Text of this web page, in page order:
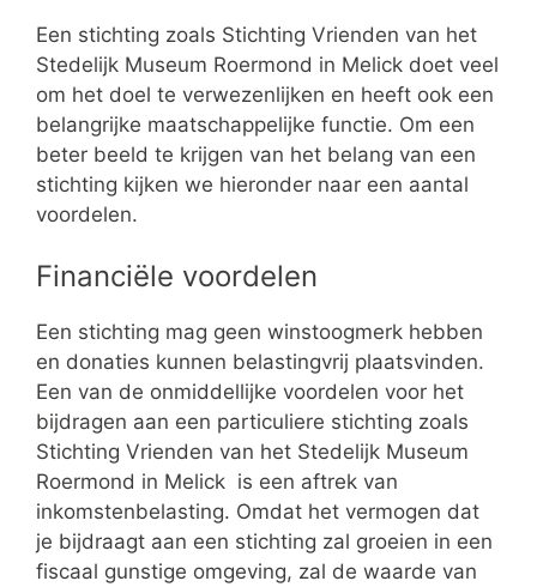
Een stichting zoals Stichting Vrienden van het
Stedelijk Museum Roermond in Melick doet veel
om het doel te verwezenlijken en heeft ook een
belangrijke maatschappelijke functie. Om een
beter beeld te krijgen van het belang van een
stichting kijken we hieronder naar een aantal
voordelen.
Financiële voordelen
Een stichting mag geen winstoogmerk hebben
en donaties kunnen belastingvrij plaatsvinden.
Een van de onmiddellijke voordelen voor het
bijdragen aan een particuliere stichting zoals
Stichting Vrienden van het Stedelijk Museum
Roermond in Melick is een aftrek van
inkomstenbelasting. Omdat het vermogen dat
je bijdraagt aan een stichting zal groeien in een
fiscaal gunstige omgeving, zal de waarde van